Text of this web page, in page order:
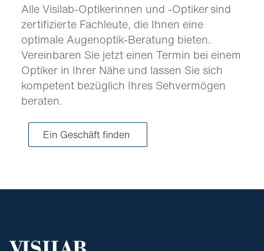
Alle Visilab-Optikerinnen und -Optiker sind
zertifizierte Fachleute, die Ihnen eine
optimale Augenoptik-Beratung bieten.
Vereinbaren Sie jetzt einen Termin bei einem
Optiker in Ihrer Nähe und lassen Sie sich
kompetent bezüglich Ihres Sehvermögen
beraten.
Ein Geschäft finden